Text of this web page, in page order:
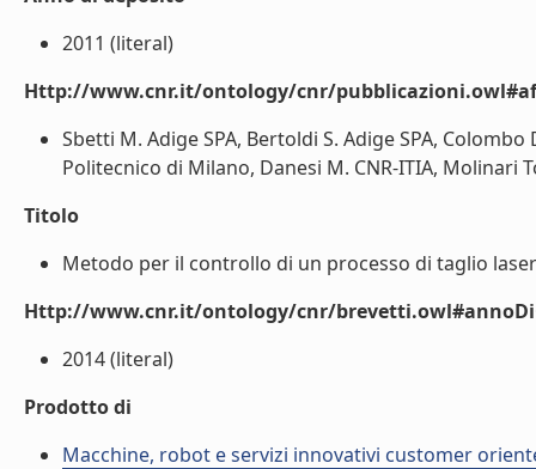
2011 (literal)
Http://www.cnr.it/ontology/cnr/
Sbetti M. Adige SPA, Bertoldi S. Adige SPA,
Politecnico di Milano, Danesi M. CNR-ITIA, Molinari
Titolo
Metodo per il controllo di un processo di taglio
Http://www.cnr.it/ontology/cnr/
2014 (literal)
Prodotto di
Macchine, robot e servizi innovativi customer